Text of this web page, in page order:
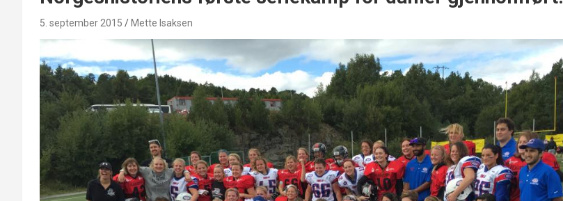
5. september 2015 Mette Isaksen